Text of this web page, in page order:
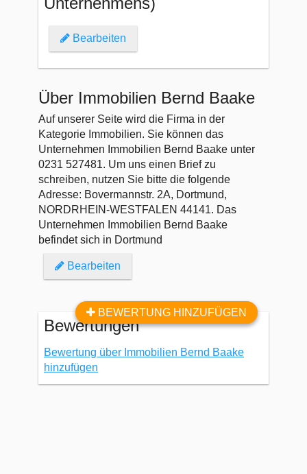
Bearbeiten
Über Immobilien Bernd Baake
Auf unserer Seite wird die Firma in der
Kategorie Immobilien. Sie können das
Unternehmen Immobilien Bernd Baake unter
0231 527481. Um uns einen Brief zu
schreiben, nutzen Sie bitte die folgende
Adresse: Bovermannstr. 2A, Dortmund,
NORDRHEIN-WESTFALEN 44141. Das
Unternehmen Immobilien Bernd Baake
befindet sich in Dortmund
Bearbeiten
BEWERTUNG HINZUFÜGEN
Bewertungen
Bewertung über Immobilien Bernd Baake
hinzufügen